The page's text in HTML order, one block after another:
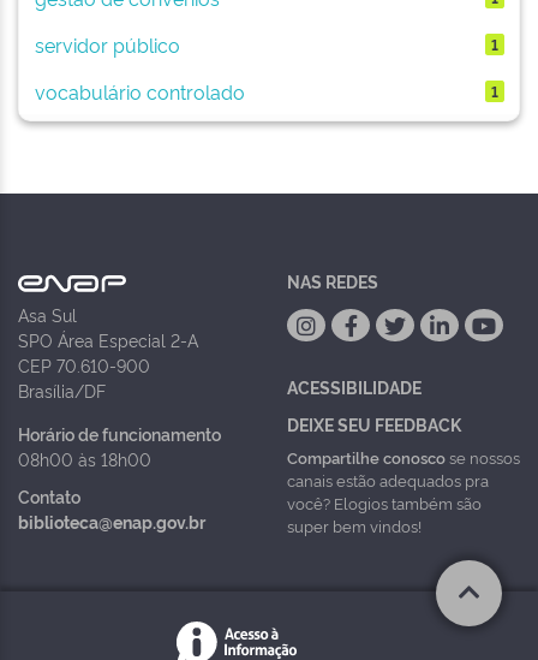
servidor público 1
vocabulário controlado 1
Asa Sul
SPO Área Especial 2-A
CEP 70.610-900
Brasília/DF
Horário de funcionamento
08h00 às 18h00
Contato
biblioteca@enap.gov.br
NAS REDES
ACESSIBILIDADE
DEIXE SEU FEEDBACK
Compartilhe conoscose nossos
canais estão adequados pra
você? Elogios também são
super bem vindos!